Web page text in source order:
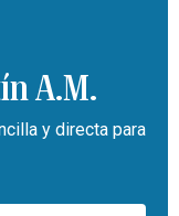
A.M.
y directa para